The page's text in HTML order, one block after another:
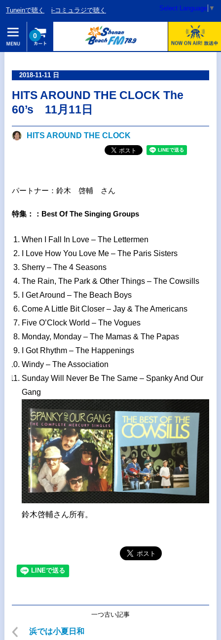
Tuneinで聴く i-コミュラジで聴く Select Language ▼
0
2018-11-11 日
HITS AROUND THE CLOCK The
60’s 11月11日
HITS AROUND THE CLOCK
パートナー：鈴木 啓輔 さん
特集：：Best Of The Singing Groups
When I Fall In Love – The Lettermen
I Love How You Love Me – The Paris Sisters
Sherry – The 4 Seasons
The Rain, The Park & Other Things – The Cowsills
I Get Around – The Beach Boys
Come A Little Bit Closer – Jay & The Americans
Five O’Clock World – The Vogues
Monday, Monday – The Mamas & The Papas
I Got Rhythm – The Happenings
Windy – The Association
Sunday Will Never Be The Same – Spanky And Our
Gang
鈴木啓輔さん所有。
一つ古い記事
浜では小夏日和